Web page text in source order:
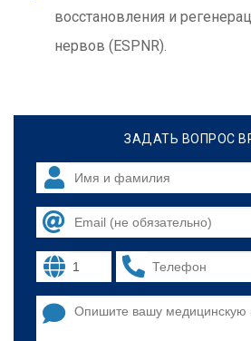
восстановления и
нервов (ESPNR).
ЗАДАТЬ ВОПРОС